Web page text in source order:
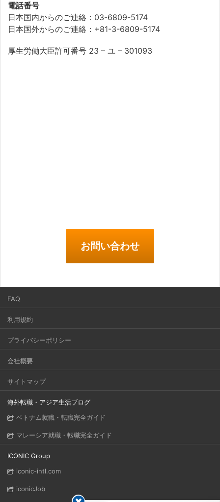
電話番号
日本国内からのご連絡：03-6809-5174
日本国外からのご連絡：+81-3-6809-5174
厚生労働大臣許可番号 23 – ユ – 301093
お問い合わせ
FAQ
利用規約
プライバシーポリシー
会社概要
サイトマップ
海外転職・アジア生活ブログ
ベトナム就職・転職完全ガイド
マレーシア就職・転職完全ガイド
ICONIC Group
iconic-intl.com
iconicJob